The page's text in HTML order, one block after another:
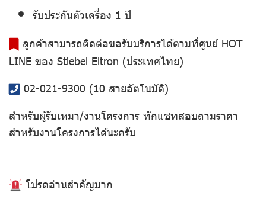
รับประกันตัวเครื่อง 1 ปี
ลูกค้าสามารถติดต่อขอรับบริการได้ตามที่ศูนย์ HOT
LINE ของ Stiebel Eltron (ประเทศไทย)
02-021-9300 (10 สายอัตโนมัติ)
สำหรับผู้รับเหมา/งานโครงการ ทักแชทสอบถามราคา
สำหรับงานโครงการได้นะครับ
โปรดอ่านสำคัญมาก